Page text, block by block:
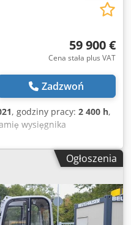
59 900 €
Cena stała plus VAT
Zadzwoń
, godziny pracy: 2 400 h,
wysięgnika
gąsienice Lemiesz do
S Nefx Acqjr Pompa do
hydrauliczny W zestawie:
w zależności od stanu
Ogłoszenia